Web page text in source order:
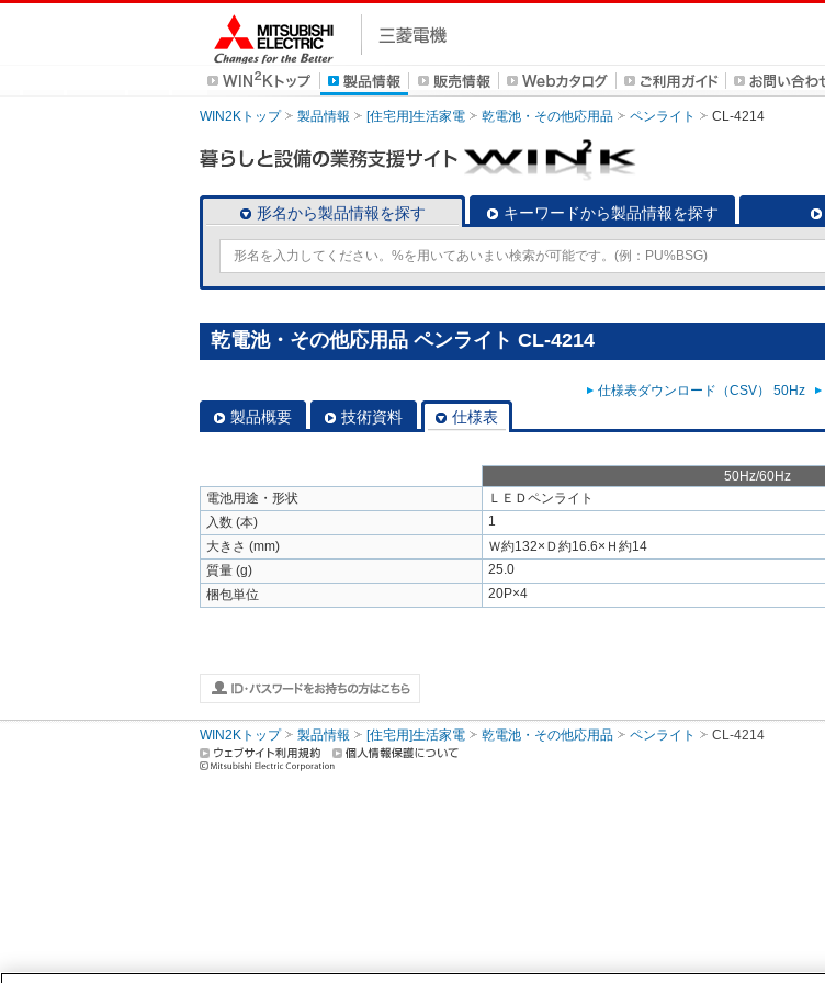
WIN2Kトップ 製品情報 [住宅用]生活家電 乾電池・その他応用品 ペンライト CL-4214
形名から製品情報を探す キーワードから製品情報を探す
乾電池・その他応用品 ペンライト CL-4214
仕様表ダウンロード（CSV） 50Hz
製品概要 技術資料 仕様表
50Hz/60Hz
電池用途・形状
ＬＥＤペンライト
入数 (本)
1
大きさ (mm)
Ｗ約132×Ｄ約16.6×Ｈ約14
質量 (g)
25.0
梱包単位
20P×4
WIN2Kトップ 製品情報 [住宅用]生活家電 乾電池・その他応用品 ペンライト CL-4214